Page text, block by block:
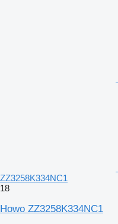
ZZ3258K334NC1
18
Howo ZZ3258K334NC1